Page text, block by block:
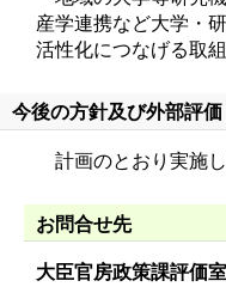
産学連携など大学・
活性化につなげる取
今後の方針及び外部評
計画のとおり実施し
お問合せ先
大臣官房政策課評価室